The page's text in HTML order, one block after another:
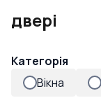
двері
Категорія
Вікна